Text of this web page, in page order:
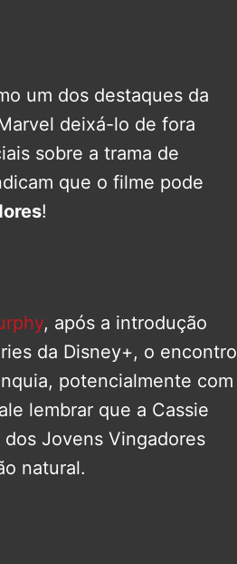
um dos destaques da
deixá-lo de fora
sobre a trama de
que o filme pode
!
, após a introdução
da Disney+, o encontro
potencialmente com
lembrar que a Cassie
Jovens Vingadores
natural.